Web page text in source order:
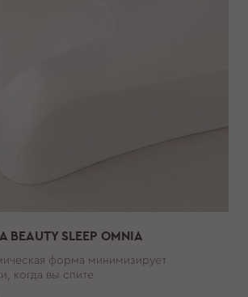
SLEEP OMNIA
форма минимизирует
когда вы спите